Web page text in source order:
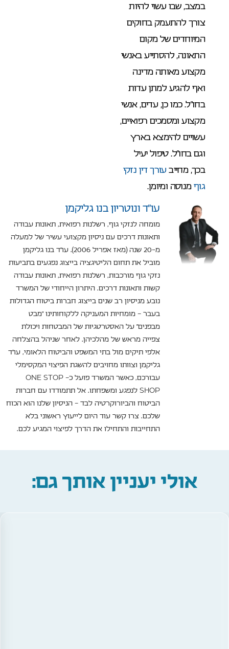
במצב, שבו עשוי להיות
צורך להתעמק בחוקים
המיוחדים של מקום
התאונה, להסתייע באנשי
מקצוע מאותה מדינה
ואף להגיע למתן עדות
בחו”ל. כמו כן, עדים, אנשי
מקצוע ומסמכים רפואיים,
עשויים להימצא בארץ
וגם בחו”ל. טיפול יעיל
בכך, מחייב עורך דין נזקי
גוףמנוסה ומיומן.
עו”ד ונוטריון בנו גליקמן
מומחה לנזקי גוף, רשלנות רפואית, תאונות עבודה
ותאונות דרכים עם ניסיון מקצועי עשיר של למעלה
מ-20 שנה (מאז אפריל 2006). עו"ד בנו גליקמן
מוביל את תחום הליטיגציה בייצוג נפגעים בתביעות
נזקי גוף מורכבות, רשלנות רפואית, תאונות עבודה
קשות ותאונות דרכים. היתרון הייחודי של המשרד
נובע מניסיון רב שנים בייצוג חברות ביטוח הגדולות
בעבר – מומחיות המעניקה ללקוחותינו "מבט
מבפנים" על האסטרטגיות של המבטחות ויכולת
צפייה מראש של מהלכיהן. לאחר שניהל בהצלחה
אלפי תיקים מול בתי המשפט והביטוח הלאומי, עו"ד
גליקמן וצוותו מחויבים להשגת הפיצוי המקסימלי
עבורכם, כאשר המשרד פועל כ- ONE STOP
SHOP לנפגע ומשפחתו. אל תתמודדו עם חברות
הביטוח והביורוקרטיה לבד – הניסיון שלנו הוא הכוח
שלכם. צרו קשר עוד היום לייעוץ ראשוני בלא
התחייבות והתחילו את הדרך לפיצוי המגיע לכם.
אולי יעניין אותך גם: